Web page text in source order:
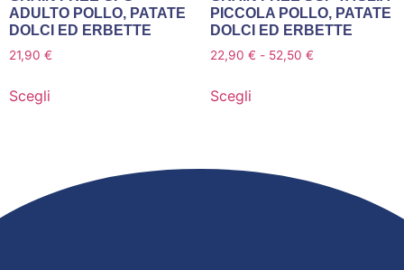
ADULTO POLLO, PATATE
DOLCI ED ERBETTE
21,90 €
Scegli
PICCOLA POLLO, PATATE
DOLCI ED ERBETTE
22,90 € - 52,50 €
Scegli